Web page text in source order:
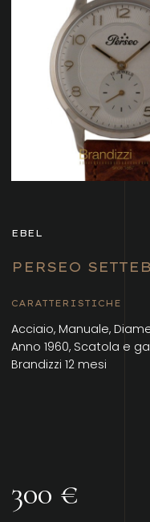
EBEL
PERSEO
CARATTERISTICHE
Acciaio, Manuale,
Anno 1960, Scatola e
Brandizzi 12 mesi
300 €